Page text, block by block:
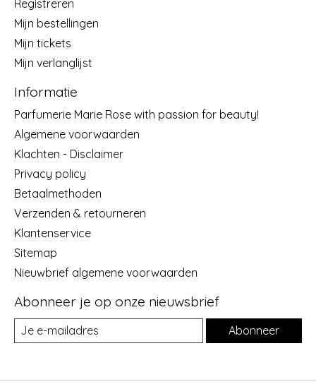
Registreren
Mijn bestellingen
Mijn tickets
Mijn verlanglijst
Informatie
Parfumerie Marie Rose with passion for beauty!
Algemene voorwaarden
Klachten - Disclaimer
Privacy policy
Betaalmethoden
Verzenden & retourneren
Klantenservice
Sitemap
Nieuwbrief algemene voorwaarden
Abonneer je op onze nieuwsbrief
Abonneer